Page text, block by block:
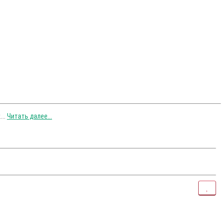
Читать далее...